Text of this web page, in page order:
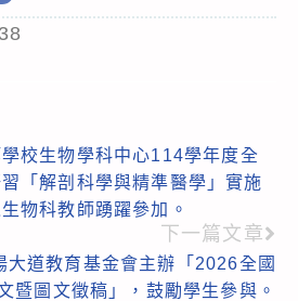
校生物學科中心114學年度全
「解剖科學與精準醫學」實施
物科教師踴躍參加。
下一篇文章
大道教育基金會主辦「2026全國
暨圖文徵稿」，鼓勵學生參與。